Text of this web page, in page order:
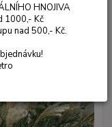
HNOJIVA
1000,- Kč
nad 500,- Kč.